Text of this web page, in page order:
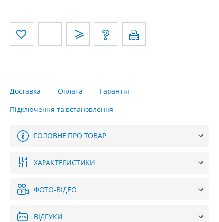
Доставка Оплата
Гарантія
Підключення та встановлення
ГОЛОВНЕ ПРО ТОВАР
ХАРАКТЕРИСТИКИ
ФОТО-ВІДЕО
ВІДГУКИ